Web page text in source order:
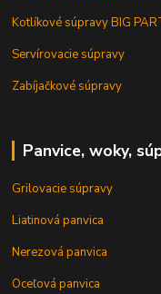
Kotlíkové súpravy BIG
Servírovacie súpravy
Zabíjačkové súpravy
Panvice, woky,
Grilovacie súpravy
Liatinová panvica
Nerezová panvica
Oceľová panvica